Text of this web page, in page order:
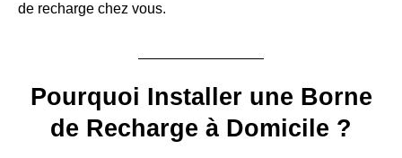
de recharge chez vous.
Pourquoi Installer une Borne
de Recharge à Domicile ?